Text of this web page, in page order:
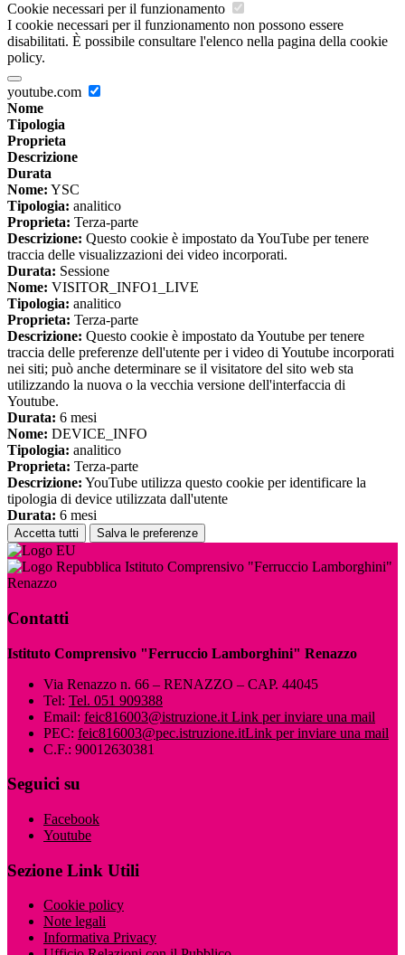
Cookie necessari per il funzionamento
I cookie necessari per il funzionamento non possono essere
disabilitati. È possibile consultare l'elenco nella pagina della cookie
policy.
youtube.com
Nome
Tipologia
Proprieta
Descrizione
Durata
Nome: YSC
Tipologia: analitico
Proprieta: Terza-parte
Descrizione: Questo cookie è impostato da YouTube per tenere
traccia delle visualizzazioni dei video incorporati.
Durata: Sessione
Nome: VISITOR_INFO1_LIVE
Tipologia: analitico
Proprieta: Terza-parte
Descrizione: Questo cookie è impostato da Youtube per tenere
traccia delle preferenze dell'utente per i video di Youtube incorporati
nei siti; può anche determinare se il visitatore del sito web sta
utilizzando la nuova o la vecchia versione dell'interfaccia di
Youtube.
Durata: 6 mesi
Nome: DEVICE_INFO
Tipologia: analitico
Proprieta: Terza-parte
Descrizione: YouTube utilizza questo cookie per identificare la
tipologia di device utilizzata dall'utente
Durata: 6 mesi
Accetta tutti Salva le preferenze
Istituto Comprensivo "Ferruccio Lamborghini"
Renazzo
Contatti
Istituto Comprensivo "Ferruccio Lamborghini" Renazzo
Via Renazzo n. 66 – RENAZZO – CAP. 44045
Tel: Tel. 051 909388
Email: feic816003@istruzione.it Link per inviare una mail
PEC: feic816003@pec.istruzione.itLink per inviare una mail
C.F.: 90012630381
Seguici su
Facebook
Youtube
Sezione Link Utili
Cookie policy
Note legali
Informativa Privacy